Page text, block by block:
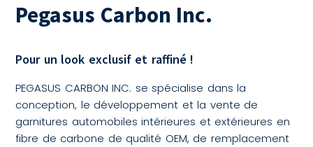
Pegasus Carbon Inc.
Pour un look exclusif et raffiné !
PEGASUS CARBON INC. se spécialise dans la
conception, le développement et la vente de
garnitures automobiles intérieures et extérieures en
fibre de carbone de qualité OEM, de remplacement